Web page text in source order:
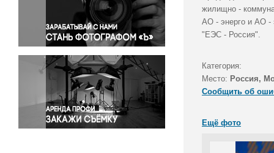
Правосудие
Происшествия и конфликты
Религия
Светская жизнь
Спорт
Экология
Экономика и бизнес
жилищно -
АО - энерго и АО -
"ЕЭС - Россия".
Категория:
Место: Россия,
Сообщить об
Ещё фото